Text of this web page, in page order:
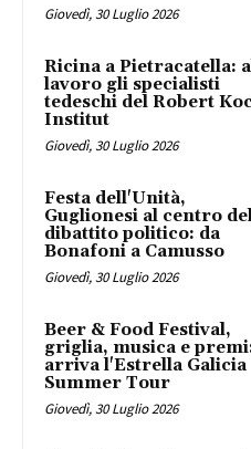
Giovedì, 30 Luglio 2026
Ricina a Pietracatella:
lavoro gli specialisti
tedeschi del Robert
Institut
Giovedì, 30 Luglio 2026
Festa dell'Unità,
Guglionesi al centro
dibattito politico: da
Bonafoni a Camusso
Giovedì, 30 Luglio 2026
Beer & Food Festival,
griglia, musica e
arriva l'Estrella Galicia
Summer Tour
Giovedì, 30 Luglio 2026